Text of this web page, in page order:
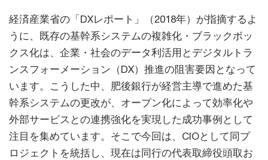
経済産業省の「DXレポート」（2018年）が指摘するよ
うに、既存の基幹系システムの複雑化・ブラックボッ
クス化は、企業・社会のデータ利活用とデジタルトラ
ンスフォーメーション（DX）推進の阻害要因となって
います。こうした中、肥後銀行が経営主導で進めた基
幹系システムの更改が、オープン化によって効率化や
外部サービスとの連携強化を実現した成功事例として
注目を集めています。そこで今回は、CIOとして同プ
ロジェクトを統括し、現在は同行の代表取締役頭取お